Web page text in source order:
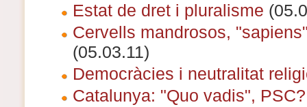
Estat de dret i pluralisme
Cervells mandrosos,
(05.03.11)
Democràcies i neutralitat
Catalunya: "Quo vadis", PSC?